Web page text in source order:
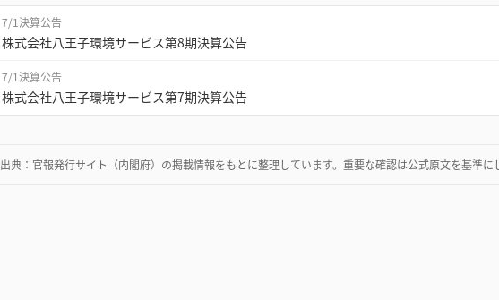
7/1決算公告
株式会社八王子環境サービス第8期決算公告
7/1決算公告
株式会社八王子環境サービス第7期決算公告
出典： 官報発行サイト（内閣府） の掲載情報をもとに整理しています。重要な確認は公式原文を基準に